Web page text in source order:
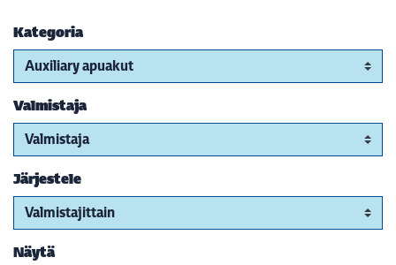
Kategoria
Valmistaja
Järjestele
Näytä